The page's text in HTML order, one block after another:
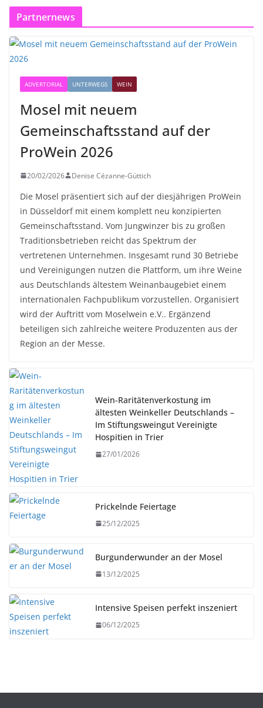
Partnernews
ADVERTORIAL UNTERWEGS WEIN
Mosel mit neuem
Gemeinschaftsstand auf der
ProWein 2026
20/02/2026 Denise Cézanne-Güttich
Die Mosel präsentiert sich auf der diesjährigen ProWein
in Düsseldorf mit einem komplett neu konzipierten
Gemeinschaftsstand. Vom Jungwinzer bis zu großen
Traditionsbetrieben reicht das Spektrum der
vertretenen Unternehmen. Insgesamt rund 30 Betriebe
und Vereinigungen nutzen die Plattform, um ihre Weine
aus Deutschlands ältestem Weinanbaugebiet einem
internationalen Fachpublikum vorzustellen. Organisiert
wird der Auftritt vom Moselwein e.V.. Ergänzend
beteiligen sich zahlreiche weitere Produzenten aus der
Region an der Messe.
Wein-Raritätenverkostung im
ältesten Weinkeller Deutschlands –
Im Stiftungsweingut Vereinigte
Hospitien in Trier
27/01/2026
Prickelnde Feiertage
25/12/2025
Burgunderwunder an der Mosel
13/12/2025
Intensive Speisen perfekt inszeniert
06/12/2025